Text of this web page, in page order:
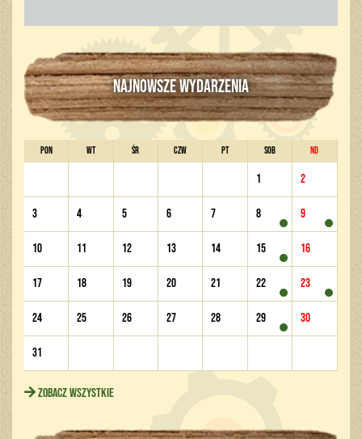
NAJNOWSZE WYDARZENIA
PON WT ŚR CZW PT SOB ND
1 2
3 4 5 6 7 8 9
10 11 12 13 14 15 16
17 18 19 20 21 22 23
24 25 26 27 28 29 30
31
Zobacz wszystkie